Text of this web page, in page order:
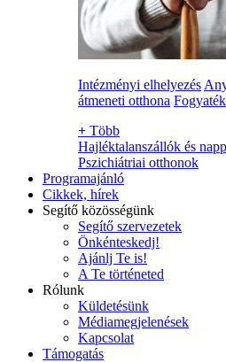
Intézményi elhelyezés
átmeneti otthona
+ Több
Hajléktalanszállók és
Pszichiátriai otthonok
Programajánló
Cikkek, hírek
Segítő közösségünk
Segítő szervezetek
Önkénteskedj!
Ajánlj Te is!
A Te történeted
Rólunk
Küldetésünk
Médiamegjelenések
Kapcsolat
Támogatás